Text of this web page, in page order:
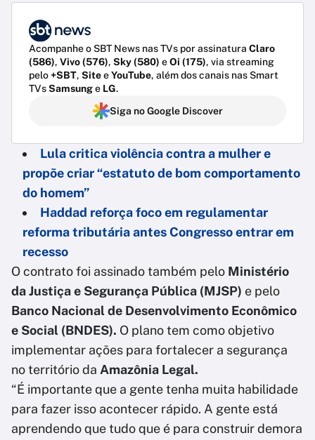
Acompanhe o SBT News nas TVs por assinatura Claro
(586), Vivo (576), Sky (580) eOi (175), via streaming
pelo+SBT, SiteeYouTube, além dos canais nas Smart
TVsSamsunge LG.
Siga no Google Discover
Lula critica violência contra a mulher e
propõe criar “estatuto de bom comportamento
do homem”
Haddad reforça foco em regulamentar
reforma tributária antes Congresso entrar em
recesso
O contrato foi assinado também pelo Ministério
da Justiça e Segurança Pública (MJSP) e pelo
Banco Nacional de Desenvolvimento Econômico
e Social (BNDES). O plano tem como objetivo
implementar ações para fortalecer a segurança
no território da Amazônia Legal.
“É importante que a gente tenha muita habilidade
para fazer isso acontecer rápido. A gente está
aprendendo que tudo que é para construir demora